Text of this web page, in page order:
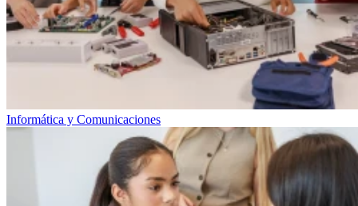
Informática y Comunicaciones